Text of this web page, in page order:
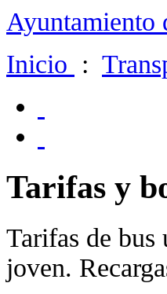
Ayuntamiento
Inicio :
Tarifas y
Tarifas de bus
joven.